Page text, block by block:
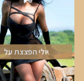
יולי הפצצת על